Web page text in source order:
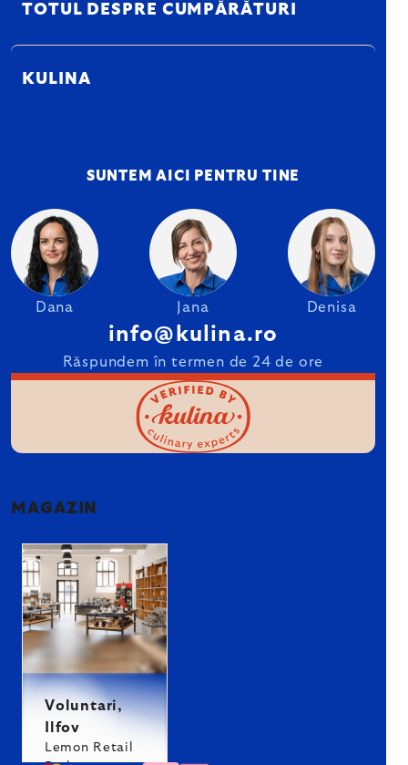
TOTUL DESPRE CUMPĂRĂTURI
KULINA
SUNTEM AICI PENTRU TINE
Dana Jana Denisa
info@kulina.ro
Răspundem în termen de 24 de ore
MAGAZIN
Voluntari,
Ilfov
Lemon Retail